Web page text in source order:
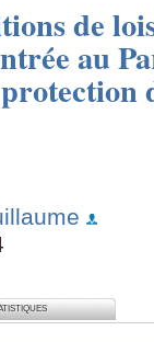
de
au